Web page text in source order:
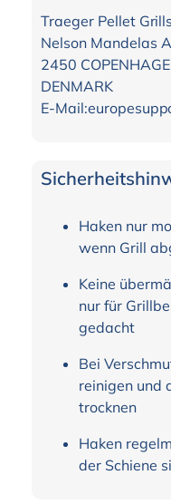
Traeger Pellet
Nelson Mandelas
2450
DENMARK
E-
Haken nur
wenn Grill
Keine
nur für
gedacht
Bei
reinigen und
trocknen
Haken
der Schiene